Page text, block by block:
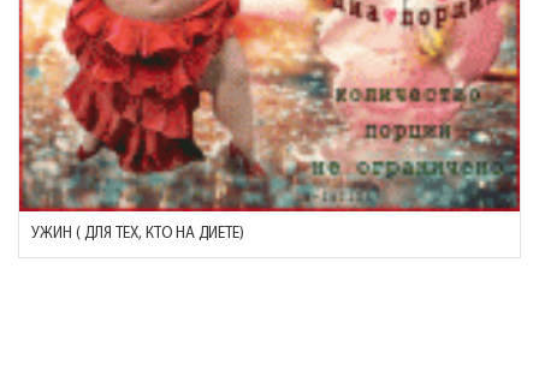
УЖИН ( ДЛЯ ТЕХ, КТО НА ДИЕТЕ)